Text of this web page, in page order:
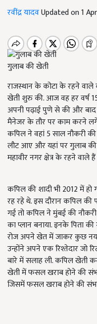
रवींद्र यादवUpdated on 1
गुलाब की खेती
राजस्थान के कोटा के रहने
खेती शुरु की. आज वह हर वर्ष
अपनी पढ़ाई पुणे से की और
मैनेजर के तौर पर काम करने
कपिल ने वहां5साल नौकरी
लौट आए और यहां पर गुलाब
महावीर नगर क्षेत्र के रहने
कपिल की शादी भी2012में हो
रह रहे थे. इस दौरान कपिल की
गई तो कपिल ने मुंबई की
का प्लान बनाया. इनके पिता
रोज अपने खेत में जाकर कुछ
उन्होंने अपने एक रिश्तेदार जो
बारे में सलाह ली. कपिल खेती
खेती में फसल खराब होने की
जिसमें फसल खराब होने की